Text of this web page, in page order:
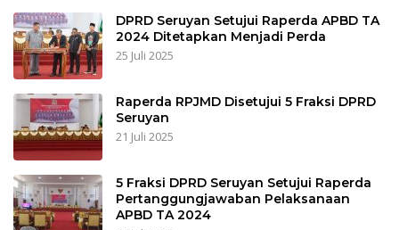
DPRD Seruyan Setujui Raperda APBD TA
2024 Ditetapkan Menjadi Perda
25 Juli 2025
Raperda RPJMD Disetujui 5 Fraksi DPRD
Seruyan
21 Juli 2025
5 Fraksi DPRD Seruyan Setujui Raperda
Pertanggungjawaban Pelaksanaan
APBD TA 2024